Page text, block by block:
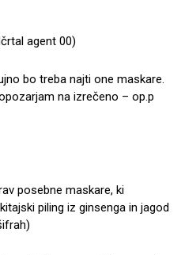
agent 00)
bo treba najti one maskare.
na izrečeno – op.p
posebne maskare, ki
piling iz ginsenga in jagod